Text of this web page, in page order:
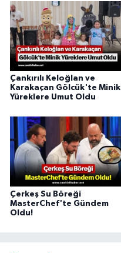
Çankırılı Keloğlan ve
Karakaçan Gölcük'te Minik
Yüreklere Umut Oldu
Çerkeş Su Böreği
MasterChef'te Gündem
Oldu!